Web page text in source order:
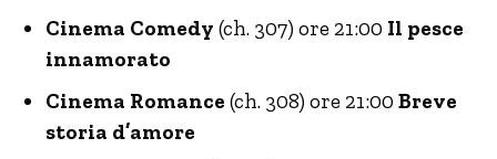
Cinema Comedy (ch. 307) ore 21:00 Il pesce
innamorato
Cinema Romance (ch. 308) ore 21:00 Breve
storia d’amore